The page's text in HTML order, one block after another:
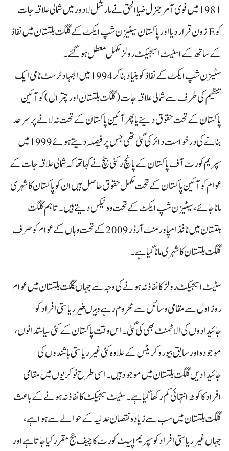
1981 میں فوی آمر جنرل ضیا الحق نے مارشل لا دور میں شمالی علاقہ جات
کو E زون قرار دیا اور پاکستان سیٹیزن شپ ایکٹ کے گلگت بلتستان میں نفاذ
کے ساتھ کے اسٹیٹ اسبجیکٹ رولز مکمل معطل ہو گئے۔
سٹیزن شپ ایکٹ کے نفاذ کو بنیاد بنا کر 1994 میں الجہاد ٹرسٹ نامی ایک
تنظیم کی طرف سے شمالی علاقہ جات( گلگت بلتستان اور چترال) کو آئین
پاکستان کے تحت حقوق دینے یا پھر آئین پاکستان کے تحت نہ لانے پر سرحد
بنانے کی درخواست دائر کی گئی تھی جس پر فیصلہ دیتے ہوئے 1999 میں
سپریم کورٹ آف پاکستان کے پانچ رکنی بنچ نے کہا تھا کہ شمالی علاقہ جات کے
عوام کو آئین پاکستان کے تحت مکمل حقوق حاصل ہیں ان کو پاکستان کا شہری
مانا جائے ، سیٹیزن شپ ایکٹ کے تحت وہ ٹیکس دیتے ہیں۔تاہم گلگت
بلتستان میں نافذ امپاورمنٹ آرڈر 2009 کے تحت وہاں کے عوام کو صرف
گلگت بلتستان کا شہری مانا گیا ہے۔
سٹیٹ اسبجیکٹ رولز کا نفاذ نہ ہونے کی وجہ سے جہاںگلگت بلتستان میں عوام
روز اول سے مقامی وسائل سے محروم رہے وہیںغیر ریاستی افراد کو
جائیدادوں کی الاٹمنٹ بھی کی گئی ۔اس وقت پاکستان کے کئی سیاستدانوں ،
موجودہ اور سابق بیوروکریٹس کے علاوہ کئی غیر ریاستی باشندوں کی
جائیدادیں گلگت بلتستان میں موجود ہیں۔اسی طرح نوکریوں میں مقامی
افراد کا کوٹہ انتہائی کم رکھا گیا ہے۔ سٹیٹ سبجیکٹ کا نفاذ نہ ہونے کے باعث
گلگت بلتستان میں سب سے زیادہ نقصان عدلیہ کے حوالے سے ہوا ہے ،
جہاں غیر ریاستی افراد کو سپریم اپیلٹ کورٹ کا چیف جج مقرر کیا جاتا ہے اور